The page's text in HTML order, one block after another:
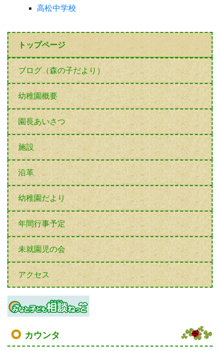
幼稚園だより
年間行事予定
未就園児の会
アクセス
カウンタ
COUNTER 2 6 0 1 2 6 5
今日 4 0 0
昨日 9 2 5
登校連絡票
学校感染症による出席停止について
港区立白金台幼稚園のホームページです。